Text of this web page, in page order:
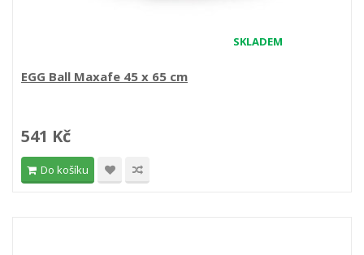
SKLADEM
EGG Ball Maxafe 45 x 65 cm
541 Kč
Do košíku